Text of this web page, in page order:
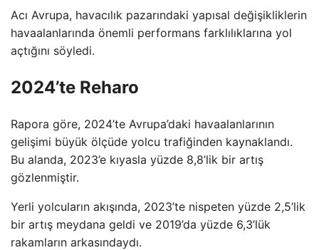
Acı Avrupa, havacılık pazarındaki yapısal değişikliklerin
havaalanlarında önemli performans farklılıklarına yol
açtığını söyledi.
2024’te Reharo
Rapora göre, 2024’te Avrupa’daki havaalanlarının
gelişimi büyük ölçüde yolcu trafiğinden kaynaklandı.
Bu alanda, 2023’e kıyasla yüzde 8,8’lik bir artış
gözlenmiştir.
Yerli yolcuların akışında, 2023’te nispeten yüzde 2,5’lik
bir artış meydana geldi ve 2019’da yüzde 6,3’lük
rakamların arkasındaydı.